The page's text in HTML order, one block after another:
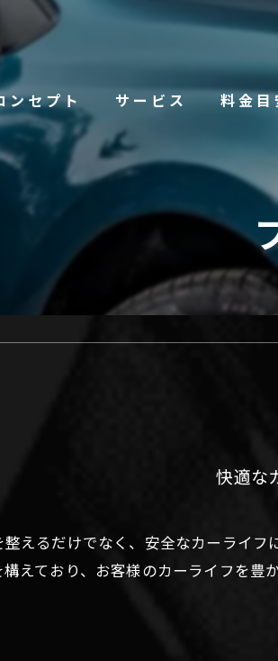
ンセプト サービス 料金
快適な
えるだけでなく、安全なカーライ
えており、お客様のカーライフを